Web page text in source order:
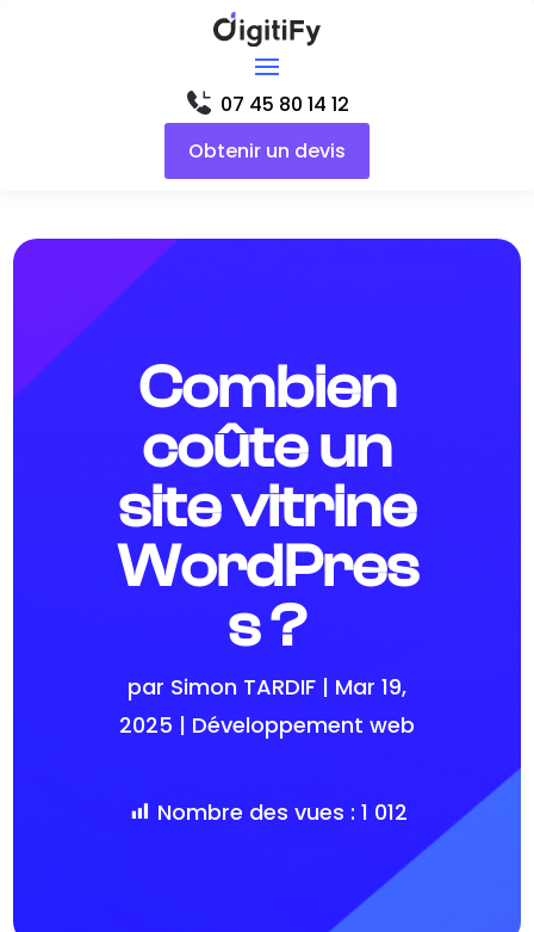
07 45 80 14 12
Obtenir un devis
Combien
coûte un
site vitrine
WordPres
s ?
par Simon TARDIF | Mar 19,
2025 | Développement web
Nombre des vues : 1 012